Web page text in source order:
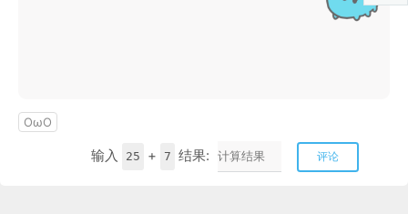
OωO
输入 25 + 7 结果: 评论